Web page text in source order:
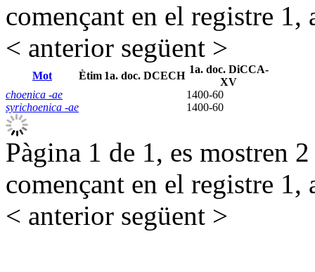
començant en el registre 1,
< anterior següent >
Mot Ètim 1a. doc. DCECH
1a. doc. DiCCA-
XV
choenica -ae
1400-60
syrichoenica -ae
1400-60
Pàgina 1 de 1, es mostren
començant en el registre 1,
< anterior següent >